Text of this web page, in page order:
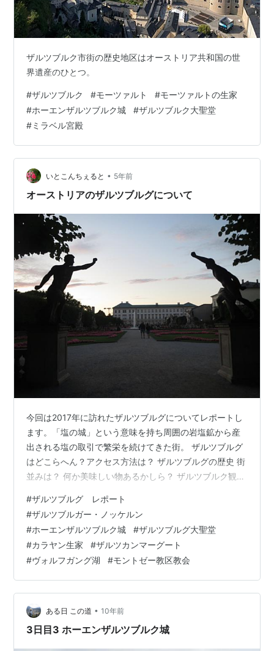
ザルツブルク市街の歴史地区はオーストリア共和国の世
界遺産のひとつ。
#ザルツブルク #モーツァルト #モーツァルトの生家
#ホーエンザルツブルク城 #ザルツブルク大聖堂
#ミラベル宮殿
いとこんちぇると • 5年前
オーストリアのザルツブルグについて
今回は2017年に訪れたザルツブルグについてレポートし
ます。「塩の城」という意味を持ち周囲の岩塩鉱から産
出される塩の取引で繁栄を続けてきた街。 ザルツブルグ
はどこらへん？アクセス方法は？ ザルツブルグの歴史 街
並みは？ 何か美味しい物あるかしら？ ザルツブルク観光
グの文化
#ザルツブルグ レポート
#ザルツブルガー・ノッケルン
#ホーエンザルツブルク城 #ザルツブルグ大聖堂
#カラヤン生家 #ザルツカンマーグート
#ヴォルフガング湖 #モントゼー教区教会
ある日 この道 • 10年前
3日目3 ホーエンザルツブルク城